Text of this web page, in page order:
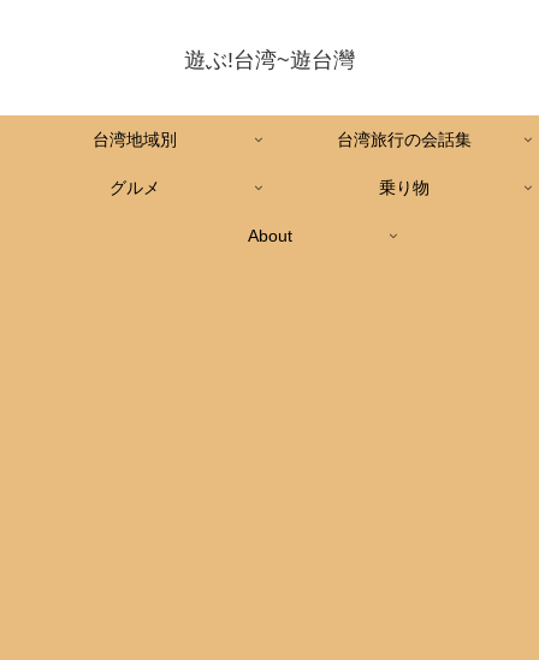
遊ぶ!台湾~遊台灣
台湾地域別 台湾旅行の会話集
グルメ 乗り物
About